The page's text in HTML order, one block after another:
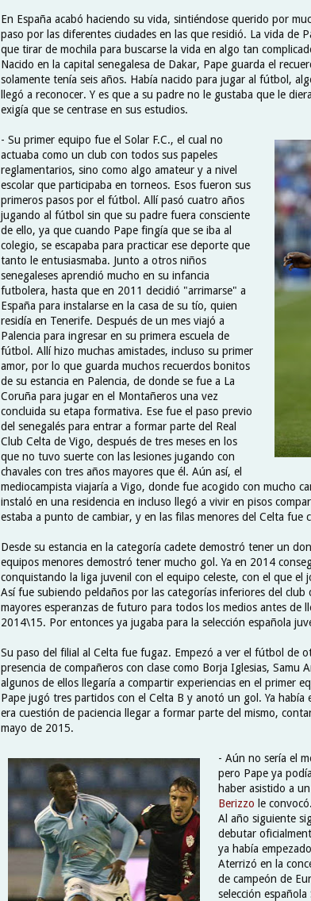
En España acabó haciendo su vida, sintiéndose querido por
paso por las diferentes ciudades en las que residió. La vida de
que tirar de mochila para buscarse la vida en algo tan
Nacido en la capital senegalesa de Dakar, Pape guarda el
solamente tenía seis años. Había nacido para jugar al fútbol,
llegó a reconocer. Y es que a su padre no le gustaba que le
exigía que se centrase en sus estudios.
- Su primer equipo fue el Solar F.C., el cual no
actuaba como un club con todos sus papeles
reglamentarios, sino como algo amateur y a nivel
escolar que participaba en torneos. Esos fueron sus
primeros pasos por el fútbol. Allí pasó cuatro años
jugando al fútbol sin que su padre fuera consciente
de ello, ya que cuando Pape fingía que se iba al
colegio, se escapaba para practicar ese deporte que
tanto le entusiasmaba. Junto a otros niños
senegaleses aprendió mucho en su infancia
futbolera, hasta que en 2011 decidió "arrimarse" a
España para instalarse en la casa de su tío, quien
residía en Tenerife. Después de un mes viajó a
Palencia para ingresar en su primera escuela de
fútbol. Allí hizo muchas amistades, incluso su primer
amor, por lo que guarda muchos recuerdos bonitos
de su estancia en Palencia, de donde se fue a La
Coruña para jugar en el Montañeros una vez
concluida su etapa formativa. Ese fue el paso previo
del senegalés para entrar a formar parte del Real
Club Celta de Vigo, después de tres meses en los
que no tuvo suerte con las lesiones jugando con
chavales con tres años mayores que él. Aún así, el
mediocampista viajaría a Vigo, donde fue acogido con mucho
instaló en una residencia en incluso llegó a vivir en pisos
estaba a punto de cambiar, y en las filas menores del Celta fue
Desde su estancia en la categoría cadete demostró tener un
equipos menores demostró tener mucho gol. Ya en 2014
conquistando la liga juvenil con el equipo celeste, con el que
Así fue subiendo peldaños por las categorías inferiores del club
mayores esperanzas de futuro para todos los medios antes de
2014\15. Por entonces ya jugaba para la selección española
Su paso del filial al Celta fue fugaz. Empezó a ver el fútbol de
presencia de compañeros con clase como Borja Iglesias, Samu
algunos de ellos llegaría a compartir experiencias en el primer
Pape jugó tres partidos con el Celta B y anotó un gol. Ya
era cuestión de paciencia llegar a formar parte del mismo,
mayo de 2015.
- Aún no sería el
pero Pape ya
haber asistido a
Berizzo le convocó.
Al año siguiente
debutar
ya había
Aterrizó en la
de campeón de
selección